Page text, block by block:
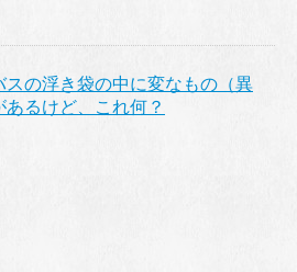
スの浮き袋の中に変なもの（異
あるけど、これ何？